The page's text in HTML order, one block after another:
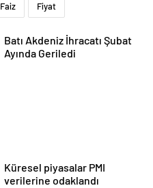
Faiz Fiyat
Batı Akdeniz İhracatı Şubat
Ayında Geriledi
Küresel piyasalar PMI
verilerine odaklandı